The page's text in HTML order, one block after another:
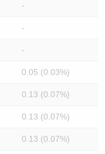
-
-
-
0.05 (0.03%)
0.13 (0.07%)
0.13 (0.07%)
0.13 (0.07%)